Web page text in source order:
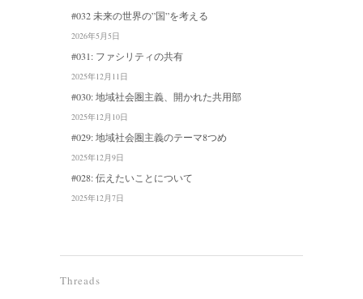
#032 未来の世界の”国”を考える
2026年5月5日
#031: ファシリティの共有
2025年12月11日
#030: 地域社会圏主義、開かれた共用部
2025年12月10日
#029: 地域社会圏主義のテーマ8つめ
2025年12月9日
#028: 伝えたいことについて
2025年12月7日
Threads